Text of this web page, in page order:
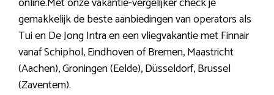
gemakkelijk de beste aanbiedingen van operators als
Tui en De Jong Intra en een vliegvakantie met Finnair
vanaf Schiphol, Eindhoven of Bremen, Maastricht
(Aachen), Groningen (Eelde), Düsseldorf, Brussel
(Zaventem).